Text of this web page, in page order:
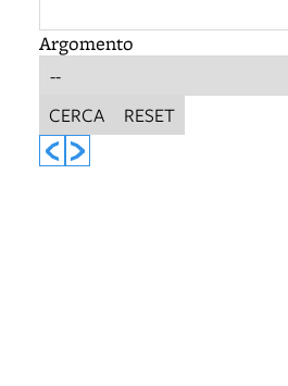
Argomento
CERCA RESET